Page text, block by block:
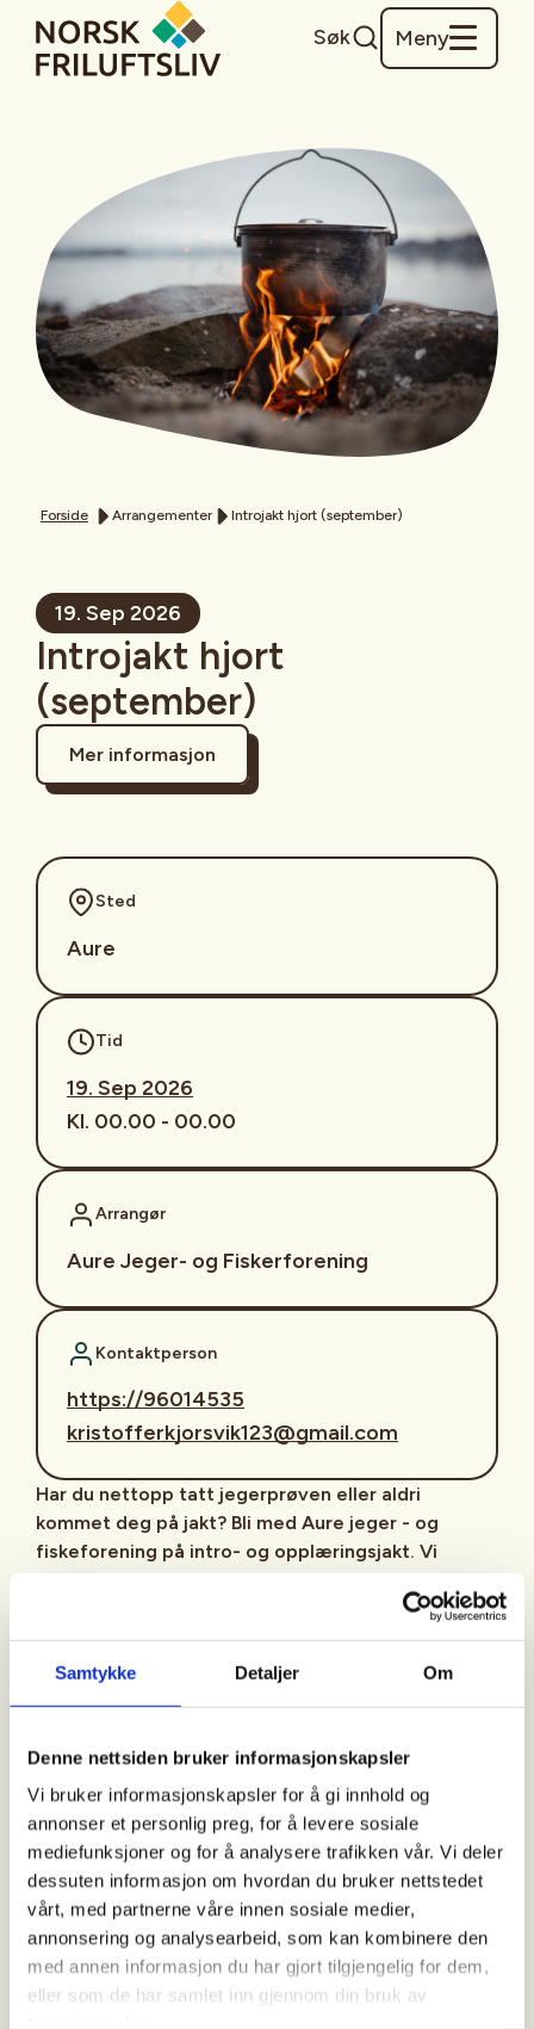
Samtykke Detaljer Om
Denne nettsiden bruker informasjonskapsler
Vi bruker informasjonskapsler for å gi innhold og
annonser et personlig preg, for å levere sosiale
mediefunksjoner og for å analysere trafikken vår. Vi deler
dessuten informasjon om hvordan du bruker nettstedet
vårt, med partnerne våre innen sosiale medier,
annonsering og analysearbeid, som kan kombinere den
med annen informasjon du har gjort tilgjengelig for dem,
eller som de har samlet inn gjennom din bruk av
Søk Meny
Forside Arrangementer Introjakt hjort (september)
19. Sep 2026
Introjakt hjort
(september)
Mer informasjon
Sted
Aure
Tid
19. Sep 2026
Kl. 00.00 - 00.00
Arrangør
Aure Jeger- og Fiskerforening
Kontaktperson
https://96014535
kristofferkjorsvik123@gmail.com
Har du nettopp tatt jegerprøven eller aldri
kommet deg på jakt? Bli med Aure jeger - og
fiskeforening på intro- og opplæringsjakt. Vi
arrangerer en jaktdag hvor du som uerfaren eller
helt fersk jeger, uansett alder (16+), kan være med
å lære å jakte hjort.
bli avholdt i Brekka kl. 1900. Her vil du bla. lære deg
om sikkerhet, holdninger og jakt-etikk. Andre delen
er den praktiske jakta, hvor vi reiser ut sammen på
hjortejakt en hel dag. Vi i AJFF stiller med lunsj til
alle. Vi har ett til to dyr på kvota. Forhåpentligvis
blir det også innføring i slakting av hjortevilt! Det
blir muligheter for å sitte på kveldspost dersom vi
ikke fyller kvota.
Priser (betaling på stedet):